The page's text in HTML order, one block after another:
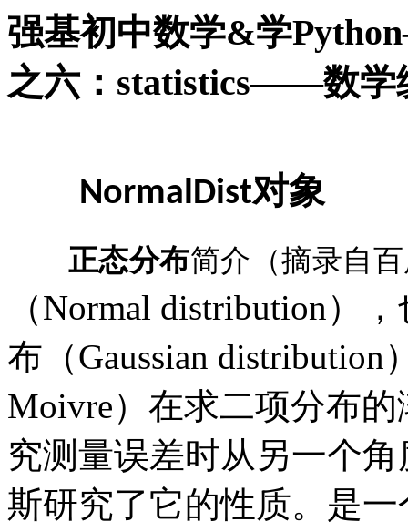
强基初中数学&学
之六：statistics——数学
NormalDist对象
正态分布简介（摘录自
（Normal distribution）
布（Gaussian distribution
Moivre）在求二项分布
究测量误差时从另一个
斯研究了它的性质。是